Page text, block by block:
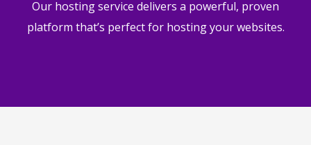
Our hosting service delivers a powerful, proven
platform that’s perfect for hosting your websites.